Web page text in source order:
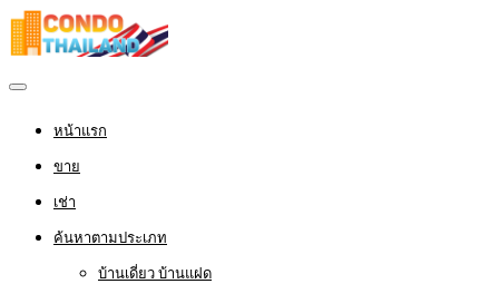
หน้าแรก
ขาย
เช่า
ค้นหาตามประเภท
บ้านเดี่ยว บ้านแฝด